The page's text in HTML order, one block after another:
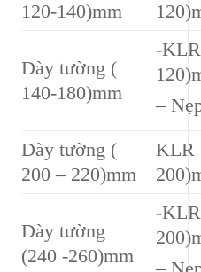
120-140)mm
Dày tường (
140-180)mm
-
–
Dày tường (
200 – 220)mm
KLR
Dày tường
(240 -260)mm
-